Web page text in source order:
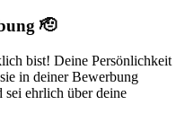
🫡
bist! Deine Persönlichkeit
in deiner Bewerbung
sei ehrlich über deine